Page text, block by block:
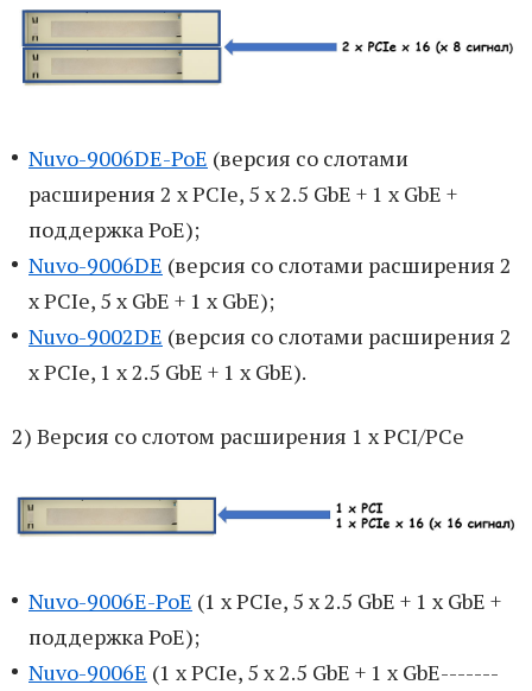
Nuvo-9006DE-PoE (версия со слотами
расширения 2 x PCIe, 5 x 2.5 GbE + 1 x GbE +
поддержка PoE);
Nuvo-9006DE (версия со слотами расширения 2
x PCIe, 5 x GbE + 1 x GbE);
Nuvo-9002DE (версия со слотами расширения 2
x PCIe, 1 x 2.5 GbE + 1 x GbE).
2) Версия со слотом расширения 1 x PCI/PCe
Nuvo-9006E-PoE (1 x PCIe, 5 x 2.5 GbE + 1 x GbE +
поддержка PoE);
Nuvo-9006E (1 x PCIe, 5 x 2.5 GbE + 1 x GbE-------